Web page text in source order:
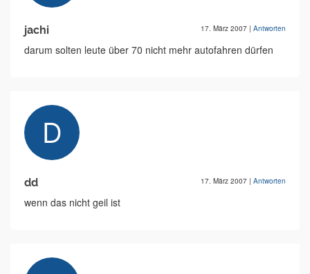
jachi 17. März 2007 | Antworten
darum solten leute über 70 nicht mehr autofahren dürfen
dd 17. März 2007 | Antworten
wenn das nicht geil ist